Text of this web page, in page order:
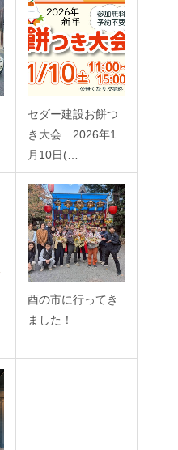
セダー建設お餅つ
き大会 2026年1
月10日(…
酉の市に行ってき
ました！